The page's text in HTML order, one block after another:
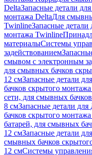
DeltaЗапасные детали
монтажа DeltaДля
TwinlineЗапасные
монтажа Twinline
материалыСистемы
задействованием
смывом с электронным
для смывных бачков
12 смЗапасные детали
бачков скрытого
сети, для смывных
8 смЗапасные детали
бачков скрытого
батарей, для смывных
12 смЗапасные детали
смывных бачков
12 смСистемы